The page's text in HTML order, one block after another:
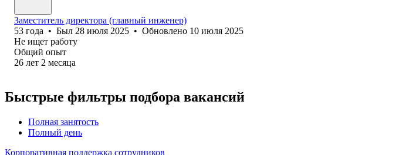
Заместитель директора (главный инженер)
53 года • Был 28 июля 2025 • Обновлено 10 июля 2025
Не ищет работу
Общий опыт
26 лет 2 месяца
Быстрые фильтры подбора вакансий
Полная занятость
Полный день
Корпоративная поддержка сотрудников